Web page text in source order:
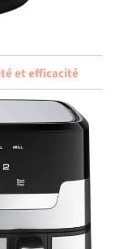
et efficacité